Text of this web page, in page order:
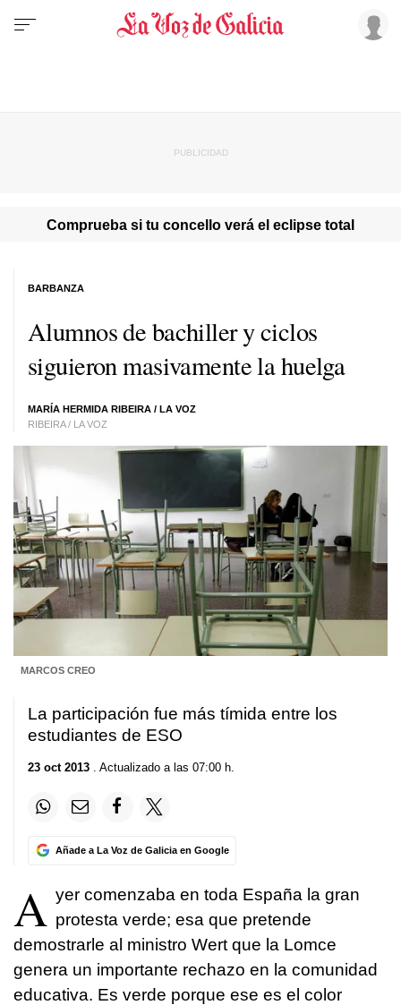
Comprueba si tu concello verá el eclipse total
Alumnos de bachiller y ciclos
siguieron masivamente la huelga
MARÍA HERMIDA RIBEIRA / LA VOZ
RIBEIRA / LA VOZ
BARBANZA
MARCOS CREO
La participación fue más tímida entre los
estudiantes de ESO
23 oct 2013 . Actualizado a las 07:00 h.
Añade a La Voz de Galicia en Google
A yer comenzaba en toda España la gran
protesta verde; esa que pretende
demostrarle al ministro Wert que la Lomce
genera un importante rechazo en la comunidad
educativa. Es verde porque ese es el color